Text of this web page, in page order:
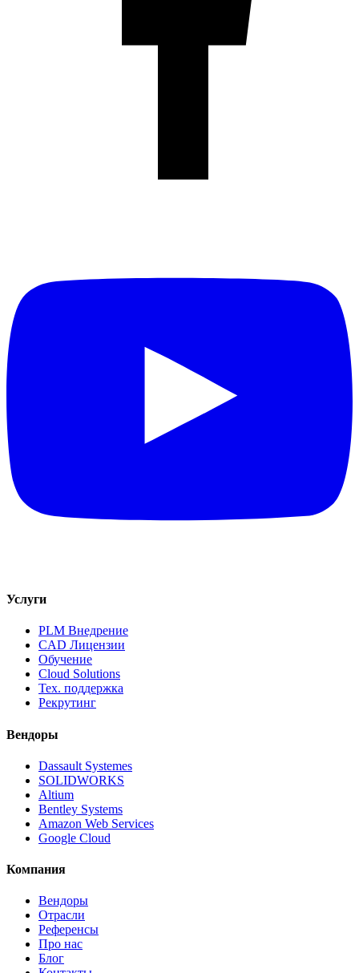
Услуги
PLM Внедрение
CAD Лицензии
Обучение
Cloud Solutions
Тех. поддержка
Рекрутинг
Вендоры
Dassault Systemes
SOLIDWORKS
Altium
Bentley Systems
Amazon Web Services
Google Cloud
Компания
Вендоры
Отрасли
Референсы
Про нас
Блог